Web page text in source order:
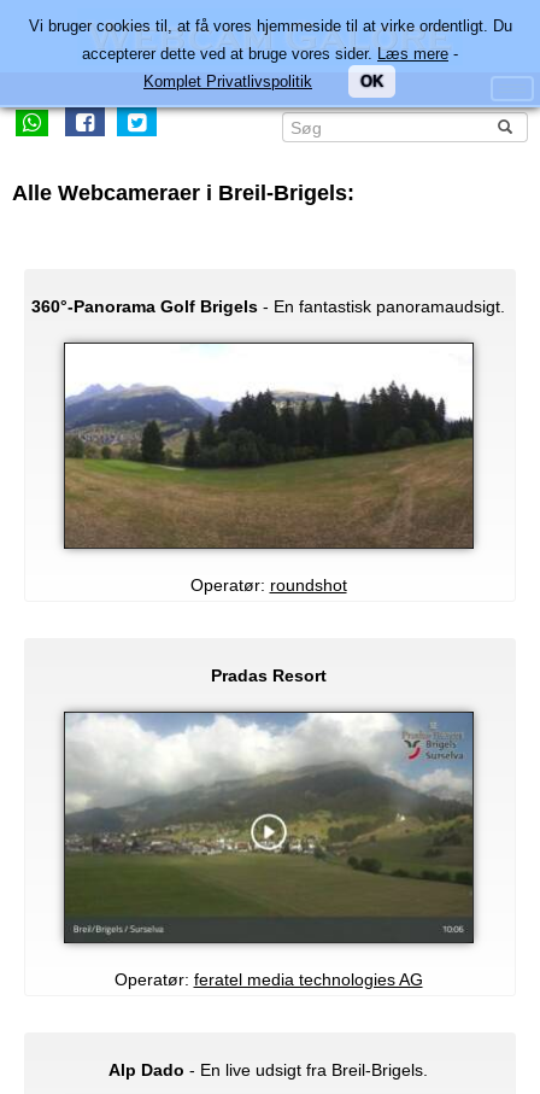
Alle Webcameraer i Breil-Brigels:
360°-Panorama Golf Brigels - En fantastisk panoramaudsigt.
Operatør: roundshot
Pradas Resort
Operatør: feratel media technologies AG
Alp Dado - En live udsigt fra Breil-Brigels.
Vi bruger cookies til, at få vores hjemmeside til at virke ordentligt. Du
accepterer dette ved at bruge vores sider. Læs mere -
Komplet Privatlivspolitik
OK